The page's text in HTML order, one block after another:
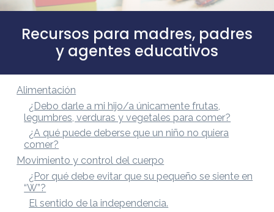
Recursos para madres, padres
y agentes educativos
Alimentación
¿Debo darle a mi hijo/a únicamente frutas,
legumbres, verduras y vegetales para comer?
¿A qué puede deberse que un niño no quiera
comer?
Movimiento y control del cuerpo
¿Por qué debe evitar que su pequeño se siente en
“W”?
El sentido de la independencia.